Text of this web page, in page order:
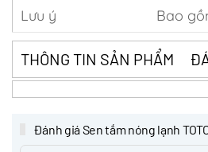
Lưu ý
Bao
THÔNG TIN SẢN PHẨM
Đánh giá Sen tắm nóng lạnh